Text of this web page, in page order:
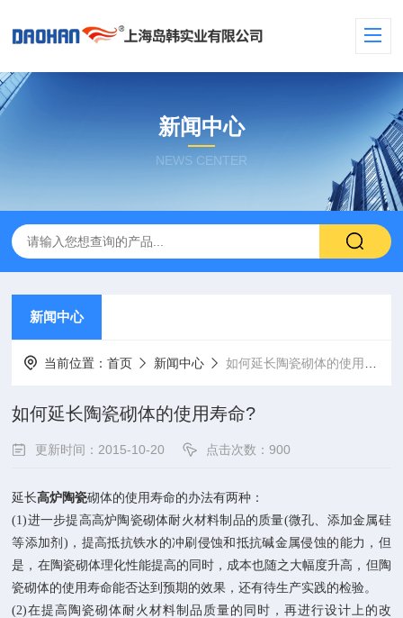
新闻中心
NEWS CENTER
新闻中心
当前位置：首页 新闻中心 如何延长陶瓷砌体的使用寿命?
如何延长陶瓷砌体的使用寿命?
更新时间：2015-10-20 点击次数：900
延长高炉陶瓷砌体的使用寿命的办法有两种：
(1)进一步提高高炉陶瓷砌体耐火材料制品的质量(微孔、添加金属硅
等添加剂)，提高抵抗铁水的冲刷侵蚀和抵抗碱金属侵蚀的能力，但
是，在陶瓷砌体理化性能提高的同时，成本也随之大幅度升高，但陶
瓷砌体的使用寿命能否达到预期的效果，还有待生产实践的检验。
(2)在提高陶瓷砌体耐火材料制品质量的同时，再进行设计上的改